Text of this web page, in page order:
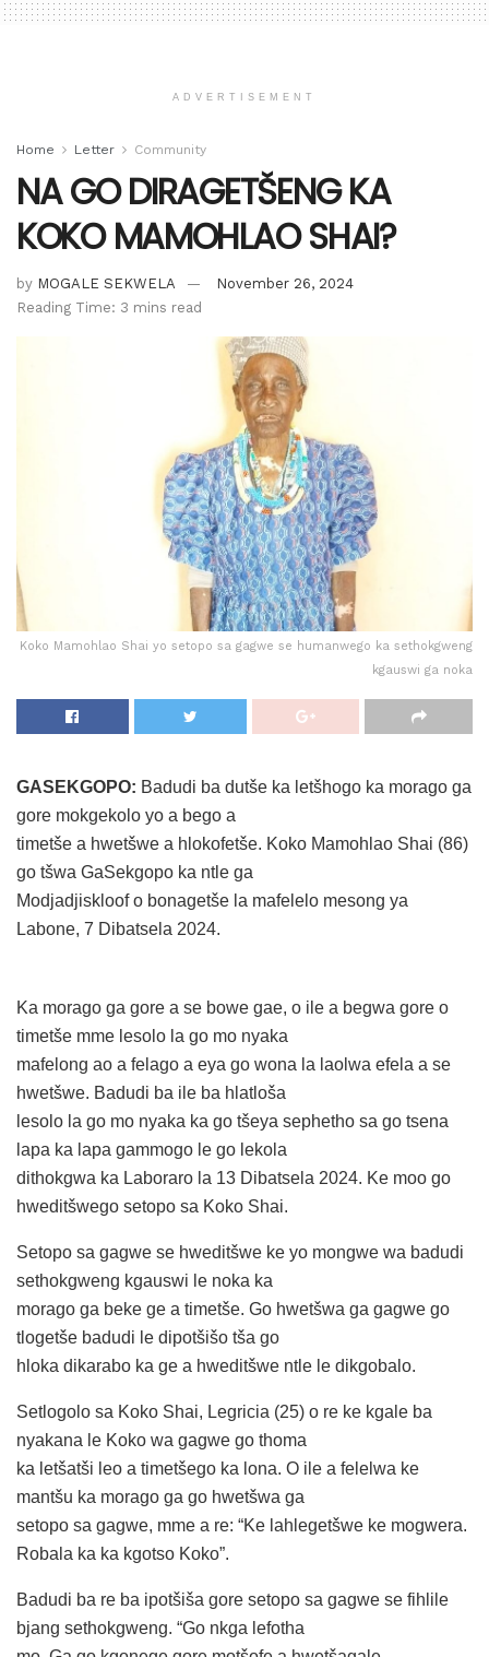
ADVERTISEMENT
Home Letter Community
NA GO DIRAGETŠENG KA
KOKO MAMOHLAO SHAI?
by MOGALE SEKWELA
November 26, 2024
Reading Time: 3 mins read
Koko Mamohlao Shai yo setopo sa gagwe se humanwego ka sethokgweng
kgauswi ga noka
GASEKGOPO: Badudi ba dutše ka letšhogo ka morago ga
gore mokgekolo yo a bego a
timetše a hwetšwe a hlokofetše. Koko Mamohlao Shai (86)
go tšwa GaSekgopo ka ntle ga
Modjadjiskloof o bonagetše la mafelelo mesong ya
Labone, 7 Dibatsela 2024.
Ka morago ga gore a se bowe gae, o ile a begwa gore o
timetše mme lesolo la go mo nyaka
mafelong ao a felago a eya go wona la laolwa efela a se
hwetšwe. Badudi ba ile ba hlatloša
lesolo la go mo nyaka ka go tšeya sephetho sa go tsena
lapa ka lapa gammogo le go lekola
dithokgwa ka Laboraro la 13 Dibatsela 2024. Ke moo go
hweditšwego setopo sa Koko Shai.
Setopo sa gagwe se hweditšwe ke yo mongwe wa badudi
sethokgweng kgauswi le noka ka
morago ga beke ge a timetše. Go hwetšwa ga gagwe go
tlogetše badudi le dipotšišo tša go
hloka dikarabo ka ge a hweditšwe ntle le dikgobalo.
Setlogolo sa Koko Shai, Legricia (25) o re ke kgale ba
nyakana le Koko wa gagwe go thoma
ka letšatši leo a timetšego ka lona. O ile a felelwa ke
mantšu ka morago ga go hwetšwa ga
setopo sa gagwe, mme a re: “Ke lahlegetšwe ke mogwera.
Robala ka ka kgotso Koko”.
Badudi ba re ba ipotšiša gore setopo sa gagwe se fihlile
bjang sethokgweng. “Go nkga lefotha